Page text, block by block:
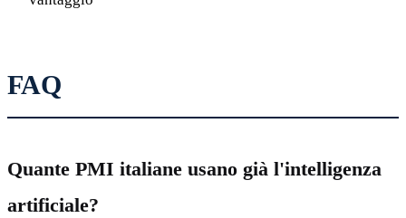
FAQ
Quante PMI italiane usano già l'intelligenza
artificiale?